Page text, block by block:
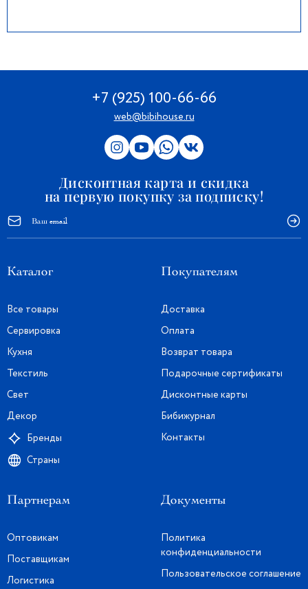
+7 (925) 100-66-66
web@bibihouse.ru
Дисконтная карта и скидка
на первую покупку за подписку!
Каталог
Все товары
Сервировка
Кухня
Текстиль
Свет
Декор
Бренды
Страны
Покупателям
Доставка
Оплата
Возврат товара
Подарочные сертификаты
Дисконтные карты
Бибижурнал
Контакты
Партнерам
Оптовикам
Поставщикам
Логистика
Документы
Политика
конфиденциальности
Пользовательское соглашение